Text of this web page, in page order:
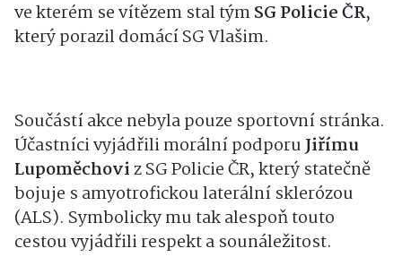
ve kterém se vítězem stal týmSG Policie ČR,
který porazil domácí SG Vlašim.
Součástí akce nebyla pouze sportovní stránka.
Účastníci vyjádřili morální podporuJiřímu
Lupoměchoviz SG Policie ČR, který statečně
bojuje s amyotrofickou laterální sklerózou
(ALS). Symbolicky mu tak alespoň touto
cestou vyjádřili respekt a sounáležitost.